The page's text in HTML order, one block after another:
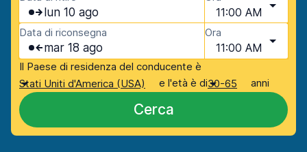
lun 10 ago 11:00 AM
Data di riconsegna
mar 18 ago
Ora
11:00 AM
Il Paese di residenza del conducente è
Stati Uniti d'America (USA)
e l'età è di30-65 anni
Cerca